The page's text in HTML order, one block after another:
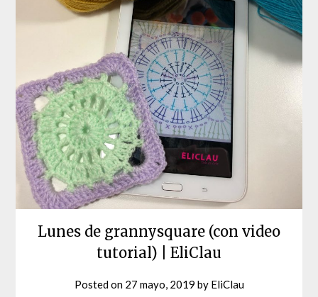
Lunes de grannysquare (con video
tutorial) | EliClau
Posted on 27 mayo, 2019 by EliClau